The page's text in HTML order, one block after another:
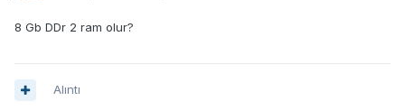
8 Gb DDr 2 ram olur?
Alıntı